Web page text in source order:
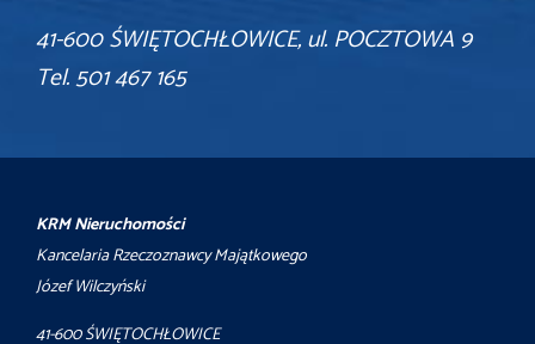
41-600 ŚWIĘTOCHŁOWICE, ul. POCZTOWA 9
Tel. 501 467 165
KRM Nieruchomości
Kancelaria Rzeczoznawcy Majątkowego
Józef Wilczyński
41-600 ŚWIĘTOCHŁOWICE